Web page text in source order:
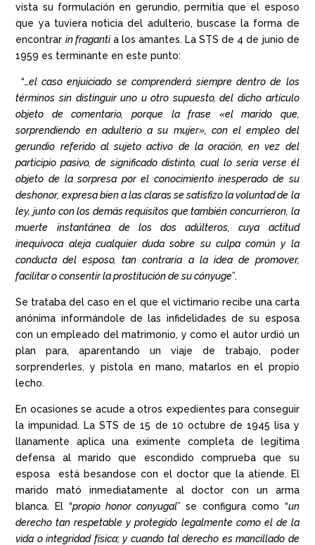
vista su formulación en gerundio, permitía que el esposo
que ya tuviera noticia del adulterio, buscase la forma de
encontrar in fragantia los amantes. La STS de 4 de junio de
1959 es terminante en este punto:
“…el caso enjuiciado se comprenderá siempre dentro de los
términos sin distinguir uno u otro supuesto, del dicho artículo
objeto de comentario, porque la frase «el marido que,
sorprendiendo en adulterio a su mujer», con el empleo del
gerundio referido al sujeto activo de la oración, en vez del
participio pasivo, de significado distinto, cual lo sería verse él
objeto de la sorpresa por el conocimiento inesperado de su
deshonor, expresa bien a las claras se satisfizo la voluntad de la
ley, junto con los demás requisitos que también concurrieron, la
muerte instantánea de los dos adúlteros, cuya actitud
inequívoca aleja cualquier duda sobre su culpa común y la
conducta del esposo, tan contraria a la idea de promover,
facilitar o consentir la prostitución de su cónyuge”.
Se trataba del caso en el que el victimario recibe una carta
anónima informándole de las infidelidades de su esposa
con un empleado del matrimonio, y como el autor urdió un
plan para, aparentando un viaje de trabajo, poder
sorprenderles, y pistola en mano, matarlos en el propio
lecho.
En ocasiones se acude a otros expedientes para conseguir
la impunidad. La STS de 15 de 10 octubre de 1945 lisa y
llanamente aplica una eximente completa de legítima
defensa al marido que escondido comprueba que su
esposa está besandose con el doctor que la atiende. El
marido mató inmediatamente al doctor con un arma
blanca. El “propio honor conyugal” se configura como “un
derecho tan respetable y protegido legalmente como el de la
vida o integridad física; y cuando tal derecho es mancillado de